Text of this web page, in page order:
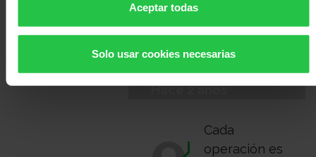
Aceptar todas
Solo usar cookies necesarias
Hace 2 años
Cada
operación es